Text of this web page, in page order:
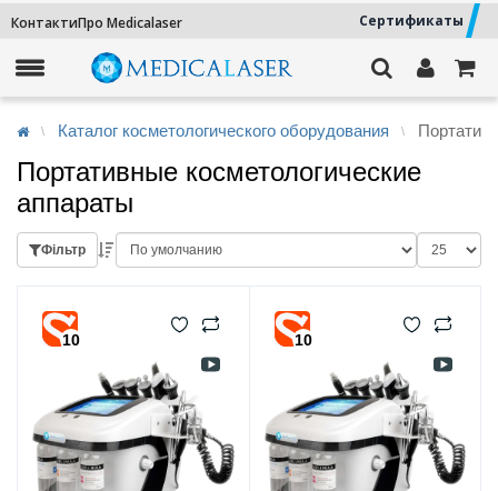
КонтактиПро Medicalaser Сертификаты
Каталог косметологического оборудования
Портативные косметологические
аппараты
Фільтр
10 10